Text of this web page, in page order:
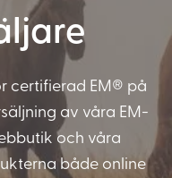
certifierad EM® på
av våra EM-
och våra
både online